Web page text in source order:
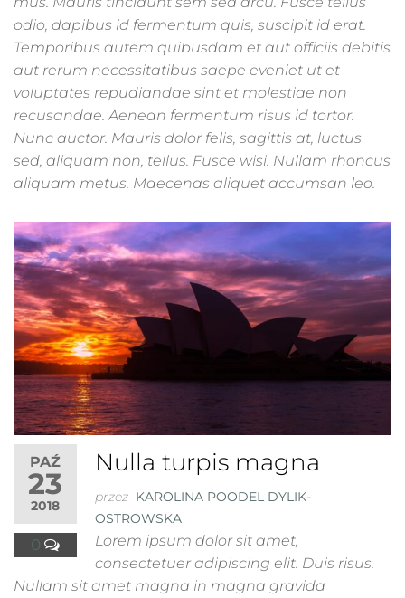
odio, dapibus id fermentum quis, suscipit id erat.
Temporibus autem quibusdam et aut officiis debitis
aut rerum necessitatibus saepe eveniet ut et
voluptates repudiandae sint et molestiae non
recusandae. Aenean fermentum risus id tortor.
Nunc auctor. Mauris dolor felis, sagittis at, luctus
sed, aliquam non, tellus. Fusce wisi. Nullam rhoncus
aliquam metus. Maecenas aliquet accumsan leo.
PAŹ
23
2018
0
Nulla turpis magna
przez KAROLINA POODEL DYLIK-
OSTROWSKA
Lorem ipsum dolor sit amet,
consectetuer adipiscing elit. Duis risus.
Nullam sit amet magna in magna gravida